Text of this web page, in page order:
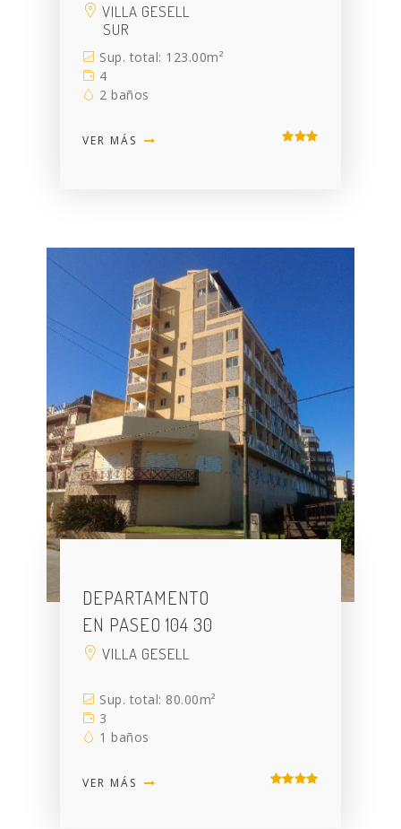
VILLA GESELL
SUR
Sup. total: 123.00m²
4
2 baños
VER MÁS
DEPARTAMENTO
EN PASEO 104 30
VILLA GESELL
Sup. total: 80.00m²
3
1 baños
VER MÁS